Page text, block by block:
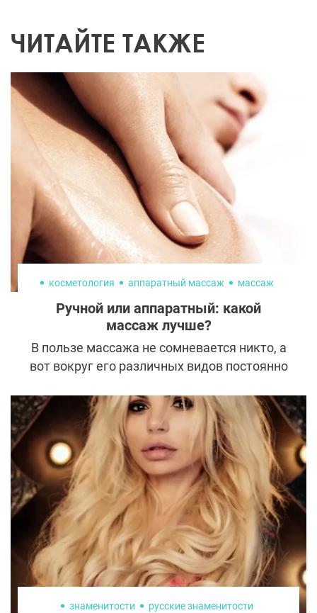
ЧИТАЙТЕ ТАКЖЕ
косметология аппаратный массаж массаж
Ручной или аппаратный: какой
массаж лучше?
В пользе массажа не сомневается никто, а
вот вокруг его различных видов постоянно
массажа есть свои особенности,
достоинства и недостатки. Какому из них
отдать предпочтение, чтобы избавиться от
целлюлита, скорректировать фигуру и
снять мышечные спазмы? — Давайте
узнаем.
знаменитости
русские знаменитости